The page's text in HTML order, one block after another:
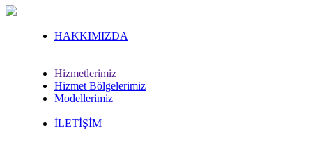
HAKKIMIZDA
Hizmetlerimiz
Hizmet Bölgelerimiz
Modellerimiz
İLETİŞİM